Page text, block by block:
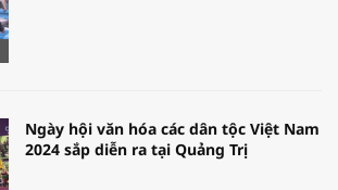
Ngày hội văn hóa các dân tộc Việt Nam
2024 sắp diễn ra tại Quảng Trị